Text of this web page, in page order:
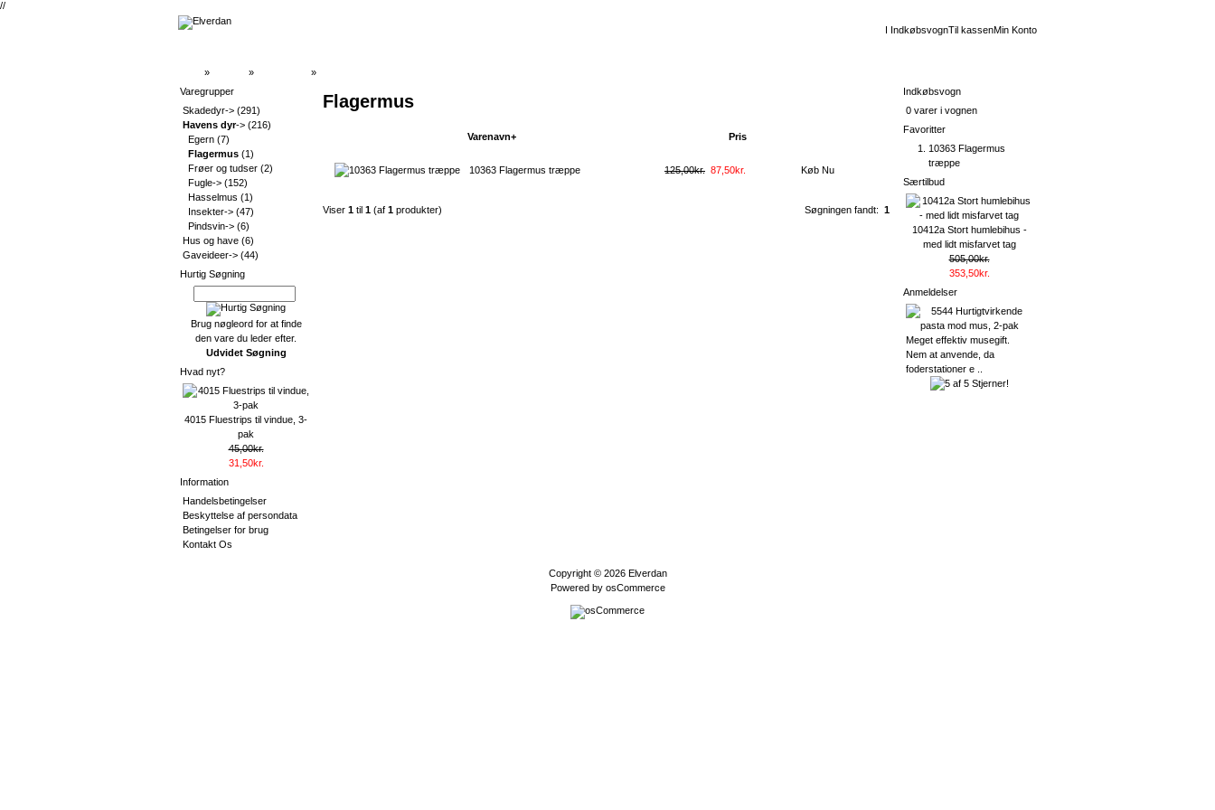
//
I IndkøbsvognTil kassenMin Konto
» » »
Flagermus
Varenavn+ Pris
10363 Flagermus træppe 125,00kr. 87,50kr. Køb Nu
Søgningen fandt: 1
Viser 1 til 1 (af 1 produkter)
Varegrupper
Skadedyr-> (291)
Havens dyr-> (216)
Egern (7)
Flagermus (1)
Frøer og tudser (2)
Fugle-> (152)
Hasselmus (1)
Insekter-> (47)
Pindsvin-> (6)
Hus og have (6)
Gaveideer-> (44)
Hurtig Søgning
Brug nøgleord for at finde
den vare du leder efter.
Udvidet Søgning
Hvad nyt?
4015 Fluestrips til vindue, 3-
pak
45,00kr.
31,50kr.
Information
Handelsbetingelser
Beskyttelse af persondata
Betingelser for brug
Kontakt Os
Indkøbsvogn
0 varer i vognen
Favoritter
10363 Flagermus
træppe
Særtilbud
10412a Stort humlebihus -
med lidt misfarvet tag
505,00kr.
353,50kr.
Anmeldelser
Meget effektiv musegift.
Nem at anvende, da
foderstationer e ..
Copyright © 2026 Elverdan
Powered by osCommerce